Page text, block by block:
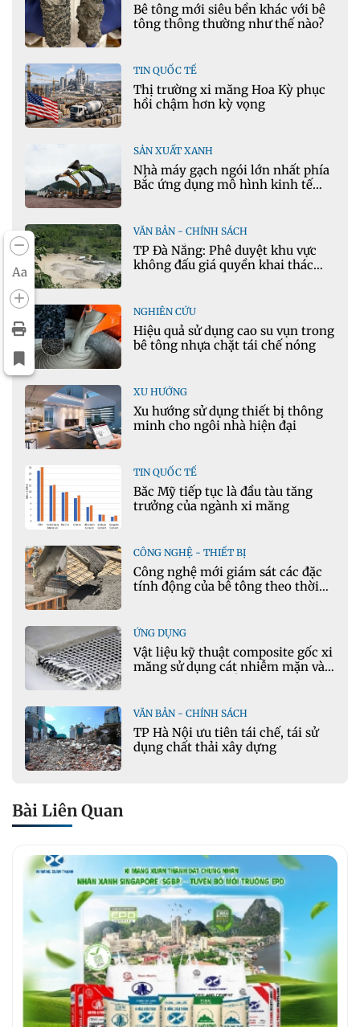
Aa
Bê tông mới siêu bền khác với bê
tông thông thường như thế nào?
TIN QUỐC TẾ
Thị trường xi măng Hoa Kỳ phục
hồi chậm hơn kỳ vọng
SẢN XUẤT XANH
Nhà máy gạch ngói lớn nhất phía
Bắc ứng dụng mô hình kinh tế
VĂN BẢN - CHÍNH SÁCH
TP Đà Nẵng: Phê duyệt khu vực
không đấu giá quyền khai thác
NGHIÊN CỨU
Hiệu quả sử dụng cao su vụn trong
bê tông nhựa chặt tái chế nóng
XU HƯỚNG
Xu hướng sử dụng thiết bị thông
minh cho ngôi nhà hiện đại
TIN QUỐC TẾ
Bắc Mỹ tiếp tục là đầu tàu tăng
trưởng của ngành xi măng
CÔNG NGHỆ - THIẾT BỊ
Công nghệ mới giám sát các đặc
tính động của bê tông theo thời
ỨNG DỤNG
Vật liệu kỹ thuật composite gốc xi
măng sử dụng cát nhiễm mặn và
VĂN BẢN - CHÍNH SÁCH
TP Hà Nội ưu tiên tái chế, tái sử
dụng chất thải xây dựng
Bài Liên Quan